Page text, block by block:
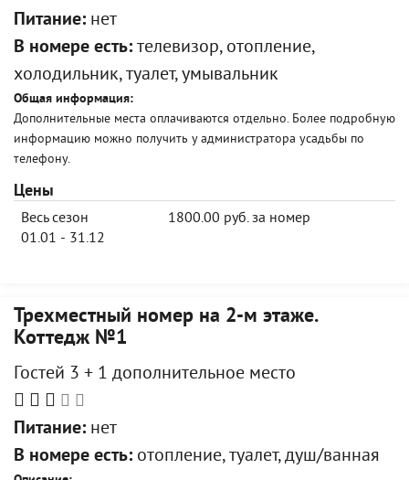
Питание: нет
В номере есть: телевизор, отопление,
холодильник, туалет, умывальник
Общая информация:
Дополнительные места оплачиваются отдельно. Более подробную
информацию можно получить у администратора усадьбы по
телефону.
Цены
Весь сезон
01.01 - 31.12
1800.00 руб. за номер
Трехместный номер на 2-м этаже.
Коттедж №1
Гостей 3 + 1 дополнительное место
Питание: нет
В номере есть: отопление, туалет, душ/ванная